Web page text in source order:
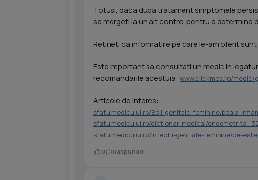
Totusi, daca dupa tratament simptomele
sa mergeti la un alt control pentru a determina
Retineti ca informatiile pe care le-am oferit
Este important sa consultati un medic in
recomandarile acestuia: www.clickmed.ro/medic/
Articole de interes:
sfatulmedicului.ro/Boli-genitale-feminine/boala-
sfatulmedicului.ro/dictionar-medical/
sfatulmedicului.ro/Infectii-genitale-feminine/ce-
0 Raspunde